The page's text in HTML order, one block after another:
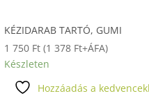
KÉZIDARAB TARTÓ, GUMI
1 750 Ft (1 378 Ft+ÁFA)
Készleten
Hozzáadás a